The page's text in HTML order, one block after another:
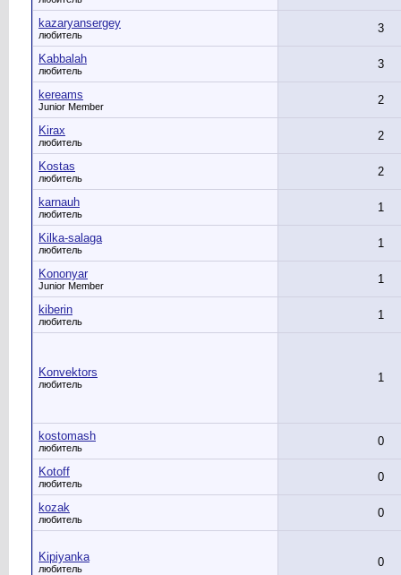
kazaryansergey
любитель 3
Kabbalah
любитель 3
kereams
Junior Member 2
Kirax
любитель 2
Kostas
любитель 2
karnauh
любитель 1
Kilka-salaga
любитель 1
Kononyar
Junior Member 1
kiberin
любитель 1
Konvektors
любитель 1
kostomash
любитель 0
Kotoff
любитель 0
kozak
любитель 0
Kipiyanka
любитель 0